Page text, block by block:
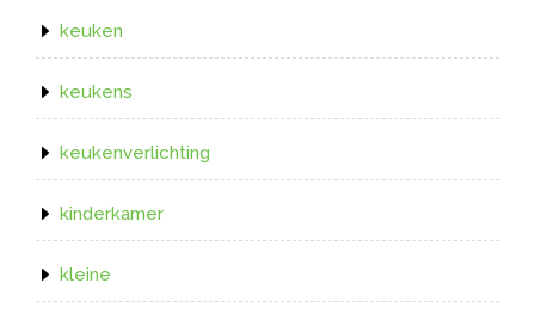
keuken
keukens
keukenverlichting
kinderkamer
kleine